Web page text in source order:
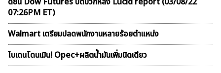
07:26PM ET)
Walmart เตรียมปลดพนักงานหลายร้อยตำแหน่ง
ไบเดนโดนเมิน! Opec+ผลิตน้ำมันเพิ่มนิดเดียว